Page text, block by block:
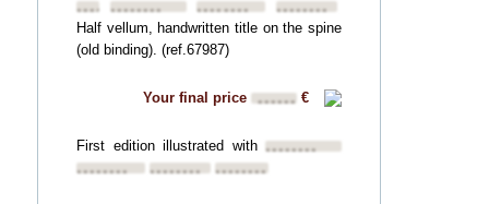
•••••••••••••••• ••••••••
••••••••
Half vellum, handwritten title on the spine
(old binding). (ref.67987)
Your final price •••••• €
First edition illustrated with ••••••••
••••••••
•••••••• ••••••••